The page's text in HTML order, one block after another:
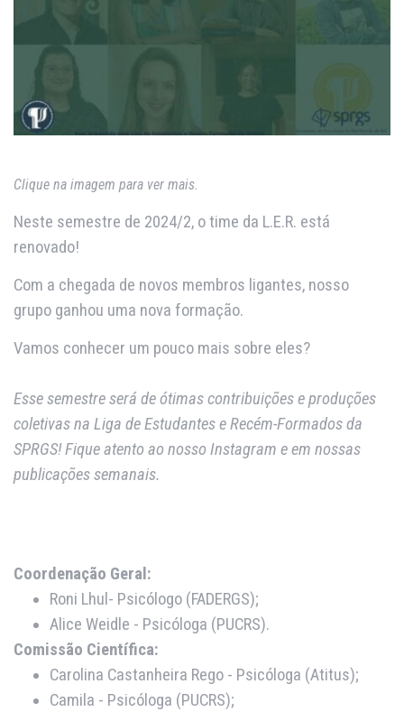
Clique na imagem para ver mais.
Neste semestre de 2024/2, o time da L.E.R. está
renovado!
Com a chegada de novos membros ligantes, nosso
grupo ganhou uma nova formação.
Vamos conhecer um pouco mais sobre eles?
Esse semestre será de ótimas contribuições e produções
coletivas na Liga de Estudantes e Recém-Formados da
SPRGS! Fique atento ao nosso Instagram e em nossas
publicações semanais.
Coordenação Geral:
Roni Lhul- Psicólogo (FADERGS);
Alice Weidle - Psicóloga (PUCRS).
Comissão Científica:
Carolina Castanheira Rego - Psicóloga (Atitus);
Camila - Psicóloga (PUCRS);